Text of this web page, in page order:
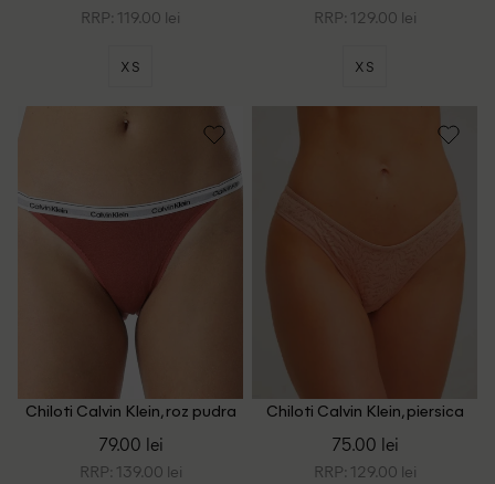
RRP: 119.00 lei
XS
RRP: 129.00 lei
XS
Chiloti Calvin Klein, roz pudra
79.00 lei
RRP: 139.00 lei
Chiloti Calvin Klein, piersica
75.00 lei
RRP: 129.00 lei